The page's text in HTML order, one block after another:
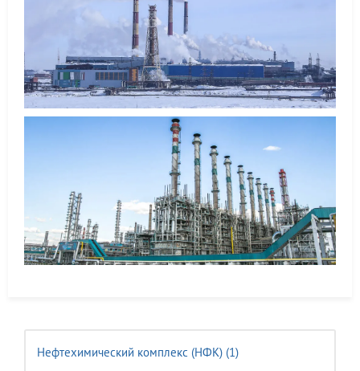
Нефтехимический комплекс (НФК) (1)